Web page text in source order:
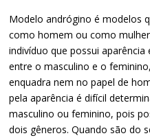
Modelo andrógino é modelos
como homem ou como
indivíduo que possui
entre o masculino e o
enquadra nem no papel de
pela aparência é difícil
masculino ou feminino, pois
dois gêneros. Quando são do